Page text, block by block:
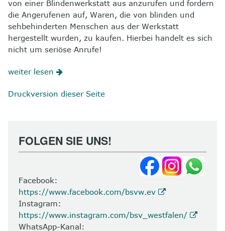
von einer Blindenwerkstatt aus anzurufen und fordern
die Angerufenen auf, Waren, die von blinden und
sehbehinderten Menschen aus der Werkstatt
hergestellt wurden, zu kaufen. Hierbei handelt es sich
nicht um seriöse Anrufe!
weiter lesen
Druckversion dieser Seite
FOLGEN SIE UNS!
Facebook:
https://www.facebook.com/bsvw.ev
Instagram:
https://www.instagram.com/bsv_westfalen/
WhatsApp-Kanal: